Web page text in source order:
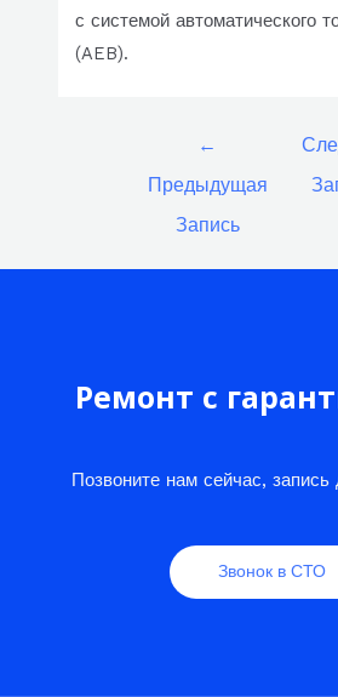
с системой автоматического
(AEB).
←
Предыдущая
Запись
Ремонт с
Позвоните нам сейчас, запись
Звонок в СТО